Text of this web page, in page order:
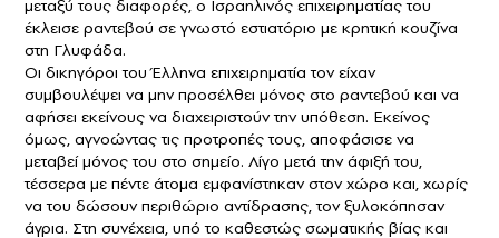
μεταξύ τους διαφορές, ο Ισραηλινός επιχειρηματίας του
έκλεισε ραντεβού σε γνωστό εστιατόριο με κρητική κουζίνα
στη Γλυφάδα.
Οι δικηγόροι του Έλληνα επιχειρηματία τον είχαν
συμβουλέψει να μην προσέλθει μόνος στο ραντεβού και να
αφήσει εκείνους να διαχειριστούν την υπόθεση. Εκείνος
όμως, αγνοώντας τις προτροπές τους, αποφάσισε να
μεταβεί μόνος του στο σημείο. Λίγο μετά την άφιξή του,
τέσσερα με πέντε άτομα εμφανίστηκαν στον χώρο και, χωρίς
να του δώσουν περιθώριο αντίδρασης, τον ξυλοκόπησαν
άγρια. Στη συνέχεια, υπό το καθεστώς σωματικής βίας και